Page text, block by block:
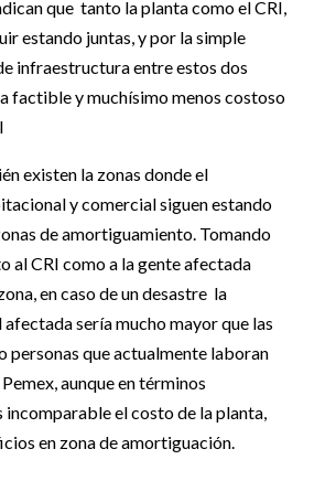
que tanto la planta como el CRI,
estando juntas, y por la simple
infraestructura entre estos dos
factible y muchísimo menos costoso
existen la zonas donde el
y comercial siguen estando
de amortiguamiento. Tomando
al CRI como a la gente afectada
en caso de un desastre la
sería mucho mayor que las
personas que actualmente laboran
aunque en términos
incomparable el costo de la planta,
en zona de amortiguación.